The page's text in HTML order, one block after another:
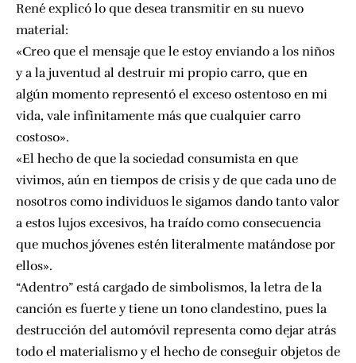
René explicó lo que desea transmitir en su nuevo
material:
«Creo que el mensaje que le estoy enviando a los niños
y a la juventud al destruir mi propio carro, que en
algún momento representó el exceso ostentoso en mi
vida, vale infinitamente más que cualquier carro
costoso».
«El hecho de que la sociedad consumista en que
vivimos, aún en tiempos de crisis y de que cada uno de
nosotros como individuos le sigamos dando tanto valor
a estos lujos excesivos, ha traído como consecuencia
que muchos jóvenes estén literalmente matándose por
ellos».
“Adentro” está cargado de simbolismos, la letra de la
canción es fuerte y tiene un tono clandestino, pues la
destrucción del automóvil representa como dejar atrás
todo el materialismo y el hecho de conseguir objetos de